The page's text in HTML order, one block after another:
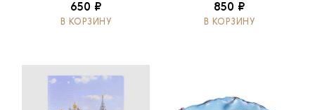
650 ₽
В КОРЗИНУ
850 ₽
В КОРЗИНУ